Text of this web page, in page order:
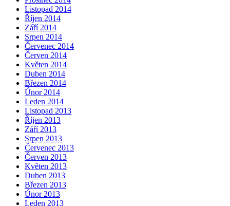
Listopad 2014
Říjen 2014
Září 2014
Srpen 2014
Červenec 2014
Červen 2014
Květen 2014
Duben 2014
Březen 2014
Únor 2014
Leden 2014
Listopad 2013
Říjen 2013
Září 2013
Srpen 2013
Červenec 2013
Červen 2013
Květen 2013
Duben 2013
Březen 2013
Únor 2013
Leden 2013